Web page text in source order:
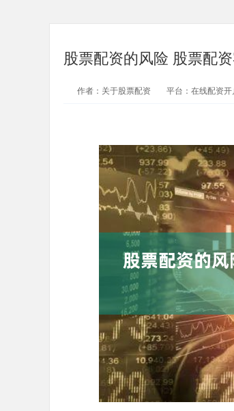
股票配资的风险 股票配
作者：关于股票配资 平台：在线配资开